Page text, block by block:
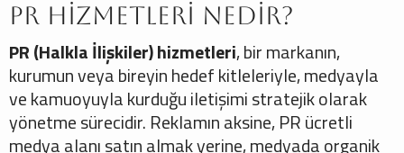
PR Hizmetleri Nedir?
PR (Halkla İlişkiler) hizmetleri, bir markanın,
kurumun veya bireyin hedef kitleleriyle, medyayla
ve kamuoyuyla kurduğu iletişimi stratejik olarak
yönetme sürecidir. Reklamın aksine, PR ücretli
medya alanı satın almak yerine, medyada organik